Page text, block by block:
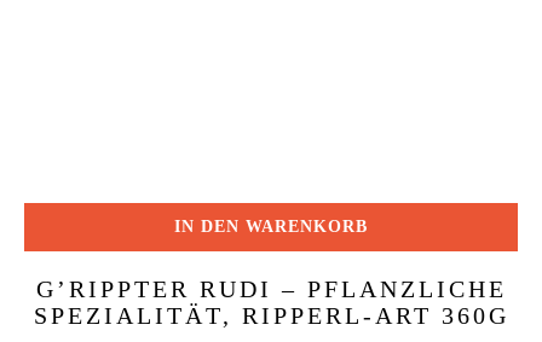
IN DEN WARENKORB
G’RIPPTER RUDI – PFLANZLICHE
SPEZIALITÄT, RIPPERL-ART 360G